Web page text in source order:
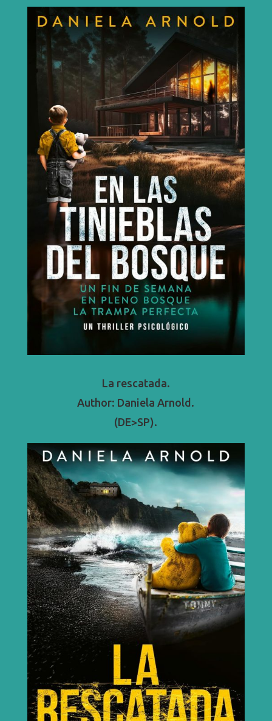
La rescatada.
Author: Daniela Arnold.
(DE>SP).